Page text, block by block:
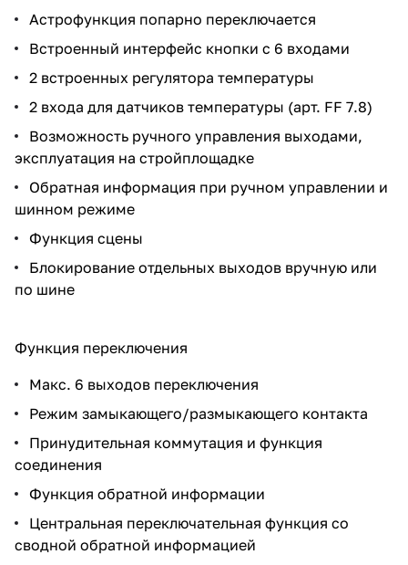
Астрофункция попарно переключается
Встроенный интерфейс кнопки с 6 входами
2 встроенных регулятора температуры
2 входа для датчиков температуры (арт. FF 7.8)
Возможность ручного управления выходами,
эксплуатация на стройплощадке
Обратная информация при ручном управлении и
шинном режиме
Функция сцены
Блокирование отдельных выходов вручную или
по шине
Функция переключения
Mакс. 6 выходов переключения
Режим замыкающего/размыкающего контакта
Принудительная коммутация и функция
соединения
Функция обратной информации
Центральная переключательная функция со
сводной обратной информацией